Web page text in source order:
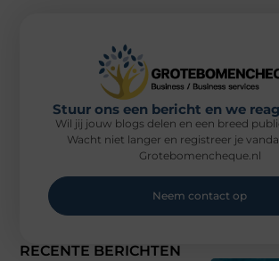
RECENTE BERICHTEN
Stuur ons een bericht en we
Wil jij jouw blogs delen en een breed
Wacht niet langer en registreer je
Grotebomencheque.nl
Neem contact op